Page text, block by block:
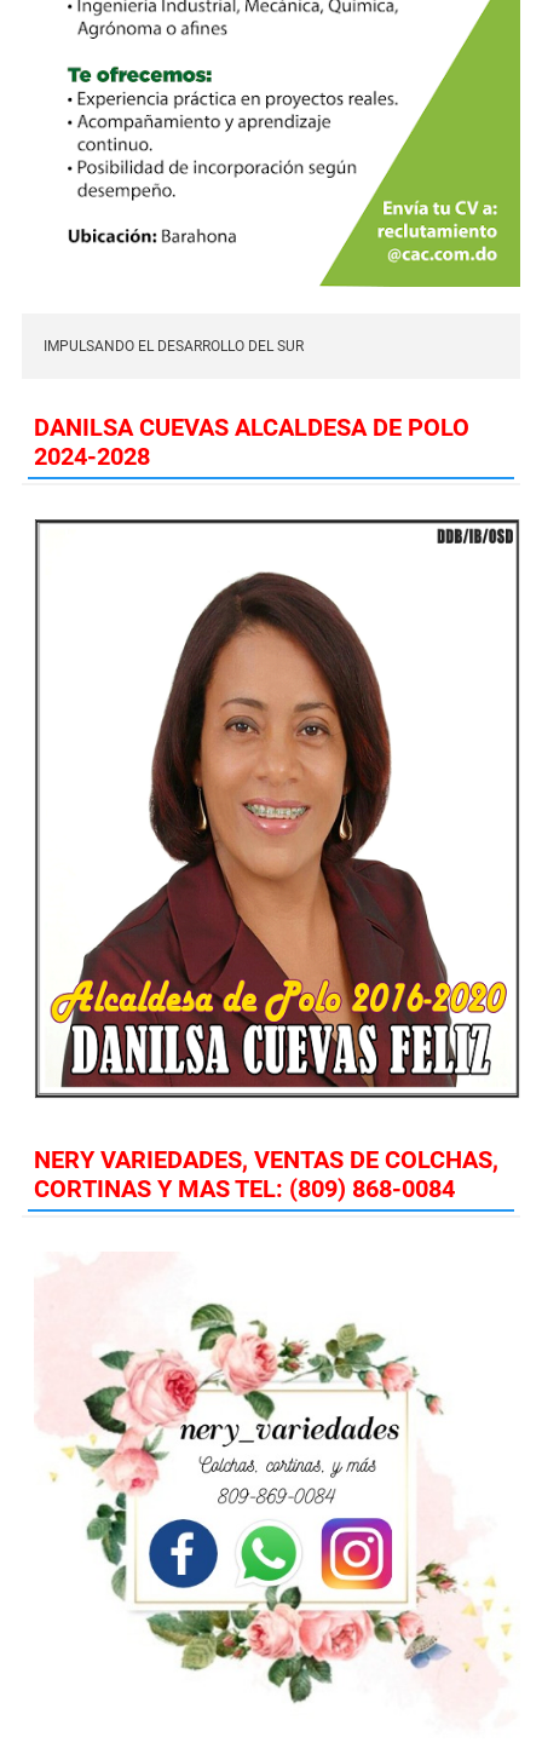
IMPULSANDO EL DESARROLLO DEL SUR
DANILSA CUEVAS ALCALDESA DE POLO
2024-2028
NERY VARIEDADES, VENTAS DE COLCHAS,
CORTINAS Y MAS TEL: (809) 868-0084